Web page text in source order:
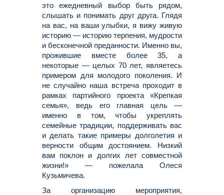
это ежедневный выбор быть рядом,
слышать и понимать друг друга. Глядя
на вас, на ваши улыбки, я вижу живую
историю — историю терпения, мудрости
и бесконечной преданности. Именно вы,
прожившие вместе более 35, а
некоторые — целых 70 лет, являетесь
примером для молодого поколения. И
не случайно наша встреча проходит в
рамках партийного проекта «Крепкая
семья», ведь его главная цель —
именно в том, чтобы укреплять
семейные традиции, поддерживать вас
и делать такие примеры долголетия и
верности общим достоянием. Низкий
вам поклон и долгих лет совместной
жизни!» — пожелала Олеся
Кузьмичева.
За организацию мероприятия,